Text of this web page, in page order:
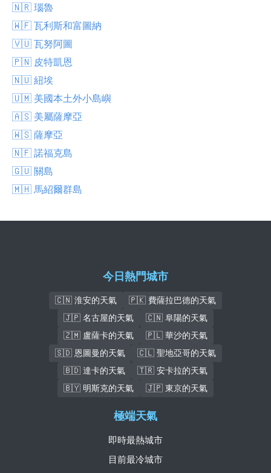
🇳🇷 瑙魯
🇼🇫 瓦利斯和富圖納
🇻🇺 瓦努阿圖
🇵🇳 皮特凱恩
🇳🇺 紐埃
🇺🇲 美國本土外小島嶼
🇦🇸 美屬薩摩亞
🇼🇸 薩摩亞
🇳🇫 諾福克島
🇬🇺 關島
🇲🇭 馬紹爾群島
今日熱門城市
🇨🇳 淮安的天氣
🇵🇰 費薩拉巴德的天氣
🇯🇵 名古屋的天氣
🇨🇳 阜陽的天氣
🇿🇲 盧薩卡的天氣
🇵🇱 華沙的天氣
🇸🇩 恩圖曼的天氣
🇨🇱 聖地亞哥的天氣
🇧🇩 達卡的天氣
🇹🇷 安卡拉的天氣
🇧🇾 明斯克的天氣
🇯🇵 東京的天氣
極端天氣
即時最熱城市
目前最冷城市